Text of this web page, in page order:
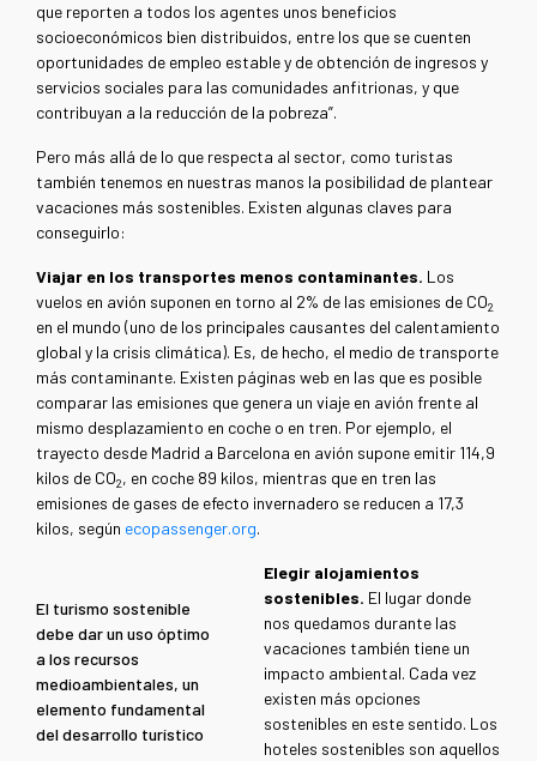
que reporten a todos los agentes unos beneficios
socioeconómicos bien distribuidos, entre los que se cuenten
oportunidades de empleo estable y de obtención de ingresos y
servicios sociales para las comunidades anfitrionas, y que
contribuyan a la reducción de la pobreza”.
Pero más allá de lo que respecta al sector, como turistas
también tenemos en nuestras manos la posibilidad de plantear
vacaciones más sostenibles. Existen algunas claves para
conseguirlo:
Viajar en los transportes menos contaminantes. Los
vuelos en avión suponen en torno al 2% de las emisiones de CO2
en el mundo (uno de los principales causantes del calentamiento
global y la crisis climática). Es, de hecho, el medio de transporte
más contaminante. Existen páginas web en las que es posible
comparar las emisiones que genera un viaje en avión frente al
mismo desplazamiento en coche o en tren. Por ejemplo, el
trayecto desde Madrid a Barcelona en avión supone emitir 114,9
kilos de CO2, en coche 89 kilos, mientras que en tren las
emisiones de gases de efecto invernadero se reducen a 17,3
kilos, según ecopassenger.org.
El turismo sostenible
debe dar un uso óptimo
a los recursos
medioambientales, un
elemento fundamental
del desarrollo turístico
Elegir alojamientos
sostenibles. El lugar donde
nos quedamos durante las
vacaciones también tiene un
impacto ambiental. Cada vez
existen más opciones
sostenibles en este sentido. Los
hoteles sostenibles son aquellos